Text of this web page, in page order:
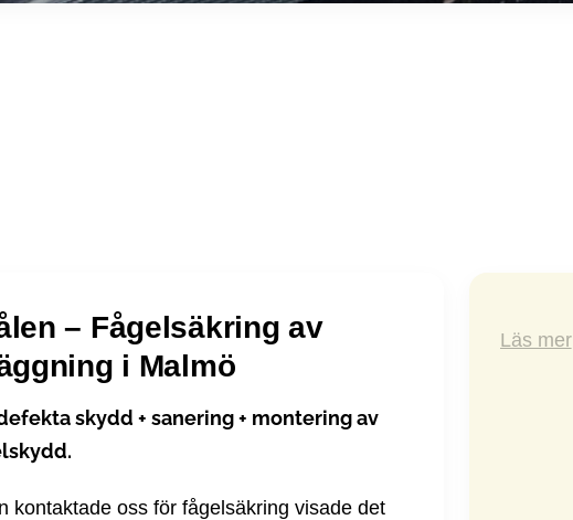
– Fågelsäkring av
i Malmö
skydd + sanering + montering av
kontaktade oss för fågelsäkring visade det
Läs mer